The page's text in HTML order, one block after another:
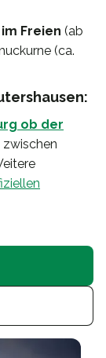
Freien (ab
(ca.
ob der
zwischen